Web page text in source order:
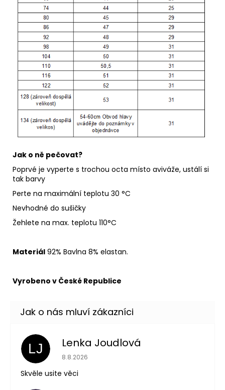
Jak o ně pečovat?
Poprvé je vyperte s trochou octa místo aviváže, ustálí si
tak barvy
Perte na maximální teplotu 30 °C
Nevhodné do sušičky
Žehlete na max. teplotu 110°C
Materiál 92% Bavlna 8% elastan.
Vyrobeno v České Republice
LJ Lenka Joudlová
Hodnocení obchodu je 5 z 5 hvězdiček.
8.8.2026
Skvěle usite věci